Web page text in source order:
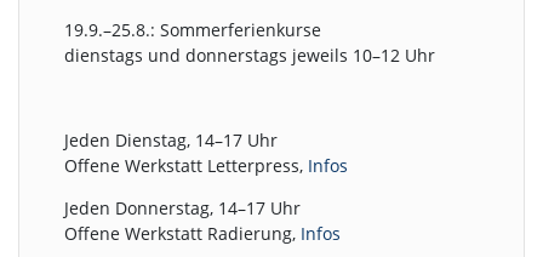
19.9.–25.8.: Sommerferienkurse
dienstags und donnerstags jeweils 10–12 Uhr
Jeden Dienstag, 14–17 Uhr
Offene Werkstatt Letterpress, Infos
Jeden Donnerstag, 14–17 Uhr
Offene Werkstatt Radierung, Infos